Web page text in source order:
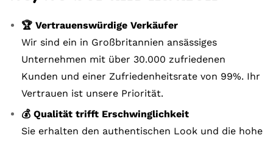
🏆 Vertrauenswürdige Verkäufer
Wir sind ein in Großbritannien ansässiges
Unternehmen mit über 30.000 zufriedenen
Kunden und einer Zufriedenheitsrate von 99%. Ihr
Vertrauen ist unsere Priorität.
💰 Qualität trifft Erschwinglichkeit
Sie erhalten den authentischen Look und die hohe